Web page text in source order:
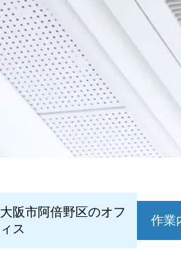
大阪市阿倍野区のオフ
ィス
作業